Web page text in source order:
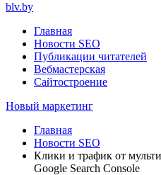
blv.by
Главная
Новости SEO
Публикации читателей
Вебмастерская
Сайтостроение
Новый маркетинг
Главная
Новости SEO
Клики и трафик от
Google Search Console